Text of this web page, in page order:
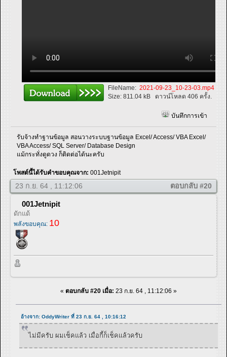
FileName:2021-09-23_10-23-03.mp4
Size:811.04 kB ดาวน์โหลด 406 ครั้ง.
บันทึกการเข้า
รับจ้างทำฐานข้อมูล สอนวางระบบฐานข้อมูล Excel/ Access/ VBA Excel/
VBA Access/ SQL Server/ Database Design
แม้กระทั่งดูดวง ก็ติดต่อได้นะครับ
โพสต์นี้ได้รับคำขอบคุณจาก: 001Jetnipit
23 ก.ย. 64 , 11:12:06 ตอบกลับ #20
001Jetnipit
ดักแด้
พลังขอบคุณ: 10
« ตอบกลับ #20 เมื่อ: 23 ก.ย. 64 , 11:12:06 »
อ้างจาก: OddyWriter ที่ 23 ก.ย. 64 , 10:16:12
ไม่มีครับ ผมเช็คแล้ว เมื่อกี้ก็เช็คแล้วครับ